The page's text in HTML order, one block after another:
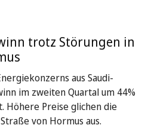
trotz Störungen in
aus Saudi-
im zweiten Quartal um 44%
Höhere Preise glichen die
von Hormus aus.